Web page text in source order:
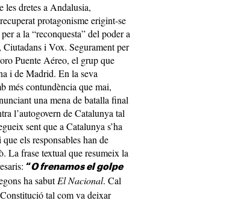
les dretes a Andalusia,
protagonisme erigint-se
a la “reconquesta” del poder a
i Vox. Segurament per
Puente Aéreo, el grup que
i de Madrid. En la seva
més contundència que mai,
una mena de batalla final
l’autogovern de Catalunya tal
sent que a Catalunya s’ha
els responsables han de
La frase textual que resumeix la
“O frenamos el golpe
ha sabutEl Nacional. Cal
tal com va deixar